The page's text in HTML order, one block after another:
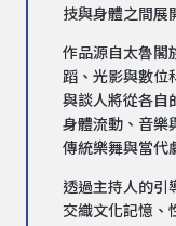
技與身體之間展
作品源自太魯閣
蹈、光影與數位
與談人將從各自
身體流動、音樂
傳統樂舞與當代
透過主持人的引
交織文化記憶、